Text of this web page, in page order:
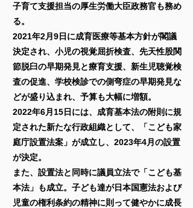
子育て支援担当の厚生労働大臣政務官も務め
る。
2021年2月9日に成育医療等基本方針が閣議
決定され、小児の視覚屈折検査、先天性股関
節脱臼の早期発見と療育支援、新生児聴覚検
査の促進、学校検診での側弯症の早期発見な
どが盛り込まれ、予算も大幅に増額。
2022年6月15日には、成育基本法の附則に規
定された新たな行政組織として、「こども家
庭庁設置法案」が成立し、2023年4月の設置
が決定。
また、設置法と同時に議員立法で「こども基
本法」も成立。子ども達が日本国憲法および
児童の権利条約の精神に則って健やかに成長